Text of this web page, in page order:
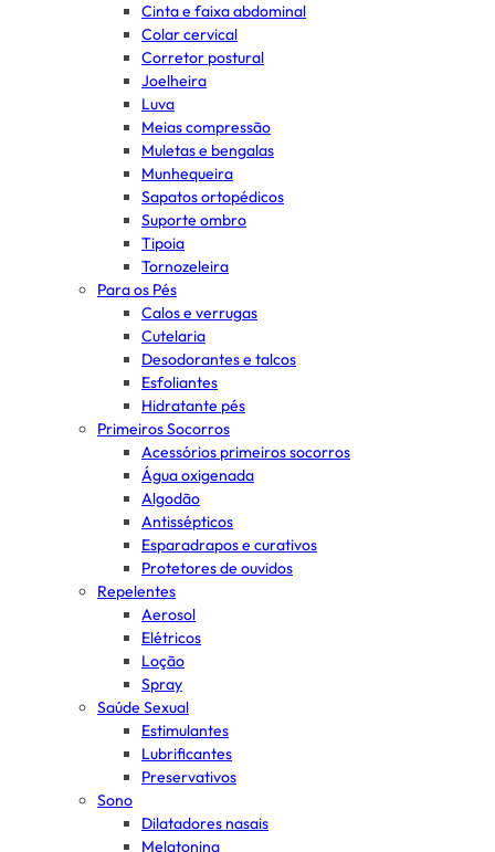
Cinta e faixa abdominal
Colar cervical
Corretor postural
Joelheira
Luva
Meias compressão
Muletas e bengalas
Munhequeira
Sapatos ortopédicos
Suporte ombro
Tipoia
Tornozeleira
Para os Pés
Calos e verrugas
Cutelaria
Desodorantes e talcos
Esfoliantes
Hidratante pés
Primeiros Socorros
Acessórios primeiros socorros
Água oxigenada
Algodão
Antissépticos
Esparadrapos e curativos
Protetores de ouvidos
Repelentes
Aerosol
Elétricos
Loção
Spray
Saúde Sexual
Estimulantes
Lubrificantes
Preservativos
Sono
Dilatadores nasais
Melatonina